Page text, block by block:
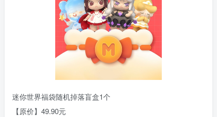
迷你世界福袋随机掉落盲盒1个
【原价】49.90元